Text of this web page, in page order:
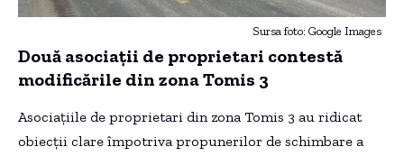
Sursa foto: Google Images
Două asociații de proprietari contestă
modificările din zona Tomis 3
Asociațiile de proprietari din zona Tomis 3 au ridicat
obiecții clare împotriva propunerilor de schimbare a